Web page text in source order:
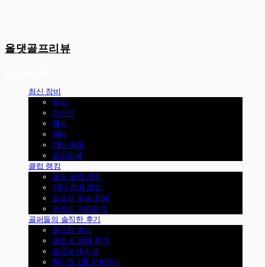
올댓골프리뷰
최신 장비
우드
아이언
웨지
퍼터
기타 용품
골프웨어
클럽 랭킹
골프 클럽 랭킹
기타 장비 랭킹
프로의 우승 장비
프로의 가방털기
골퍼들의 솔직한 후기
골프장 후기
클럽 & 장비 후기
골프패션 리뷰
핸디캡 1홀 정복하기